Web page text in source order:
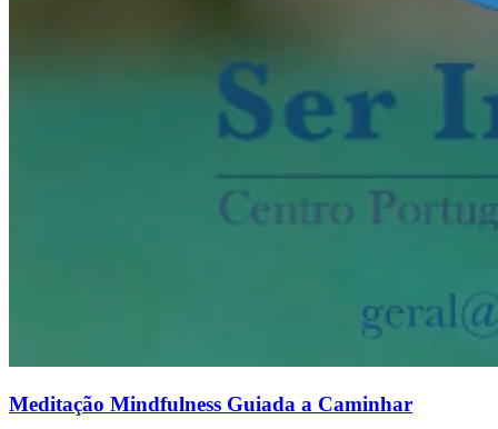
Meditação Mindfulness Guiada a Caminhar